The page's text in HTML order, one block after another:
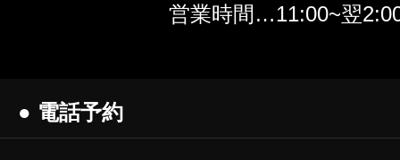
営業時間…11:00~翌
● 電話予約